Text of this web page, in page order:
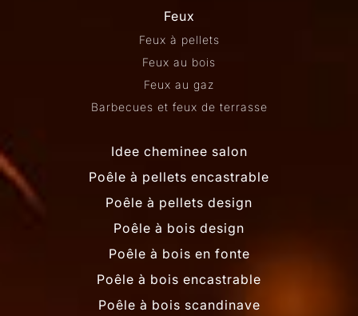
Feux
Feux à pellets
Feux au bois
Feux au gaz
Barbecues et feux de terrasse
Idee cheminee salon
Poêle à pellets encastrable
Poêle à pellets design
Poêle à bois design
Poêle à bois en fonte
Poêle à bois encastrable
Poêle à bois scandinave